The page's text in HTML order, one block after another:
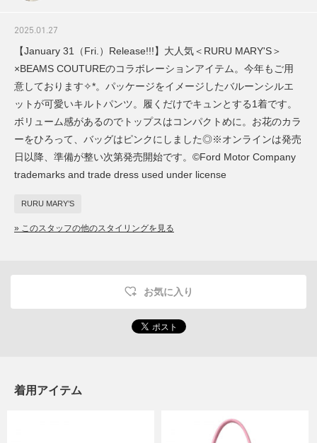
2025.01.27
【January 31（Fri.）Release!!!】大人気＜RURU MARY'S＞
×BEAMS COUTUREのコラボレーションアイテム。今年もご用
意しております✧︎*。パッケージをイメージしたバルーンシルエ
ットが可愛いキルトパンツ。履くだけでキュンとする1着です。
ボリューム感があるのでトップスはコンパクトめに。お花のカラ
ーをひろって、バッグはピンクにしました◎※オンラインは発売
日以降、準備が整い次第発売開始です。©Ford Motor Company
trademarks and trade dress used under license
RURU MARY’S
» このスタッフの他のスタイリングを見る
お気に入り
着用アイテム